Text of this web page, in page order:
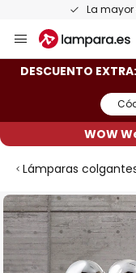
La
al
contenido
DESCUENTO
WOW
Lámparas
Saltar
al
final
de